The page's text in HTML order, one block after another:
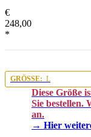
€
248,00
*
GRÖSSE: L
Diese Größe
Sie bestellen.
an.
→ Hier